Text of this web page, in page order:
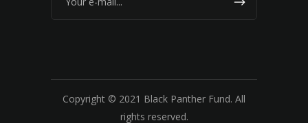
Copyright © 2021 Black Panther Fund. All
rights reserved.